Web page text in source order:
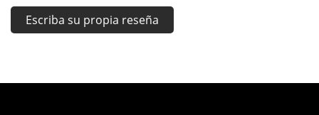
Escriba su propia reseña